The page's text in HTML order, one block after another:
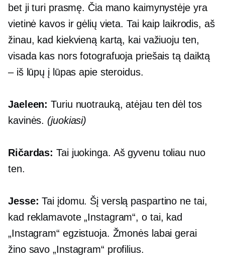
bet ji turi prasmę. Čia mano kaimynystėje yra
vietinė kavos ir gėlių vieta. Tai kaip laikrodis, aš
žinau, kad kiekvieną kartą, kai važiuoju ten,
visada kas nors fotografuoja priešais tą daiktą
– iš lūpų į lūpas apie steroidus.
Jaeleen: Turiu nuotrauką, atėjau ten dėl tos
kavinės. (juokiasi)
Ričardas: Tai juokinga. Aš gyvenu toliau nuo
ten.
Jesse: Tai įdomu. Šį verslą paspartino ne tai,
kad reklamavote „Instagram“, o tai, kad
„Instagram“ egzistuoja. Žmonės labai gerai
žino savo „Instagram“ profilius.